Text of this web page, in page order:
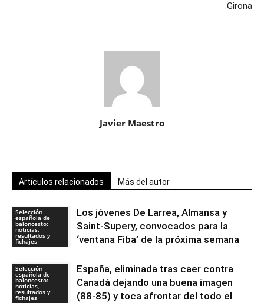
Girona
Javier Maestro
Artículos relacionados Más del autor
Selección
española de
baloncesto:
noticias,
resultados y
fichajes
Los jóvenes De Larrea, Almansa y
Saint-Supery, convocados para la
‘ventana Fiba’ de la próxima semana
Selección
española de
baloncesto:
noticias,
resultados y
fichajes
España, eliminada tras caer contra
Canadá dejando una buena imagen
(88-85) y toca afrontar del todo el